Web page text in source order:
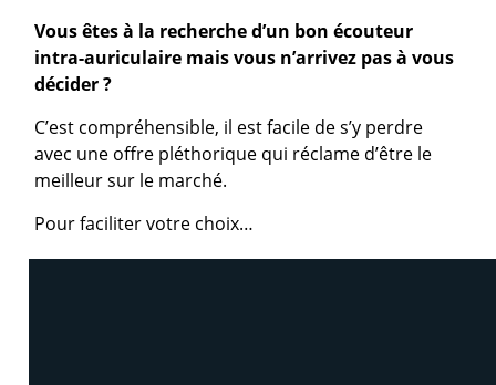
Vous êtes à la recherche d’un bon écouteur
intra-auriculaire mais vous n’arrivez pas à vous
décider ?
C’est compréhensible, il est facile de s’y perdre
avec une offre pléthorique qui réclame d’être le
meilleur sur le marché.
Pour faciliter votre choix…